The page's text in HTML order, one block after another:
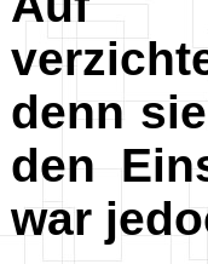
denn
den
war